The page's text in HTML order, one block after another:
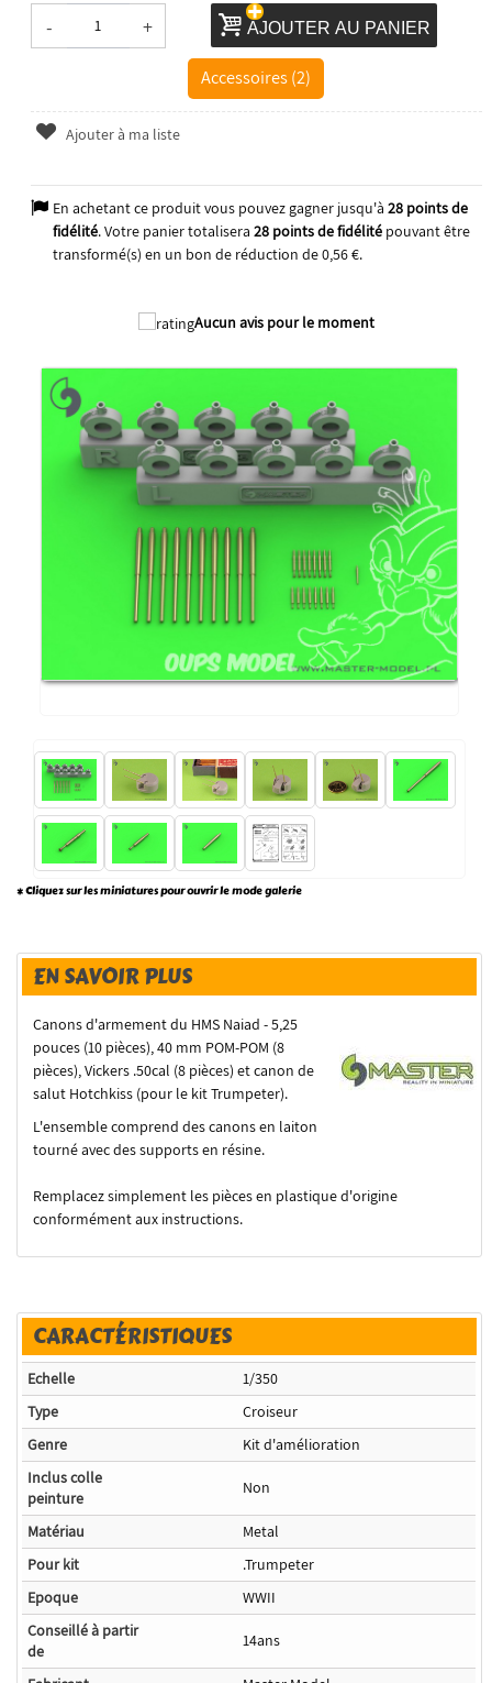
- + AJOUTER AU PANIER
Accessoires (2)
Ajouter à ma liste
En achetant ce produit vous pouvez gagner jusqu'à 28points de
fidélité. Votre panier totalisera 28points de fidélitépouvant être
transformé(s) en un bon de réduction de0,56 €.
Aucun avis pour le moment
2025
* Cliquez sur les miniatures pour ouvrir le mode galerie
EN SAVOIR PLUS
Canons d'armement du HMS Naiad - 5,25
pouces (10 pièces), 40 mm POM-POM (8
pièces), Vickers .50cal (8 pièces) et canon de
salut Hotchkiss (pour le kit Trumpeter).
L'ensemble comprend des canons en laiton
tourné avec des supports en résine.
Remplacez simplement les pièces en plastique d'origine
conformément aux instructions.
CARACTÉRISTIQUES
Echelle
1/350
Type
Croiseur
Genre
Kit d'amélioration
Inclus colle
peinture
Non
Matériau
Metal
Pour kit
.Trumpeter
Epoque
WWII
Conseillé à partir
de
14ans